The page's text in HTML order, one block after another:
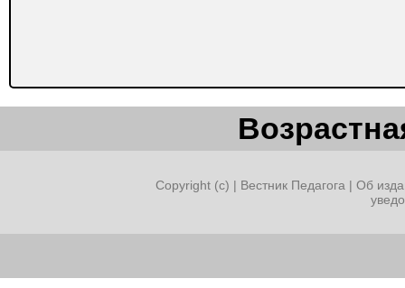
Copyright (c) | Вестник Педагога | Об